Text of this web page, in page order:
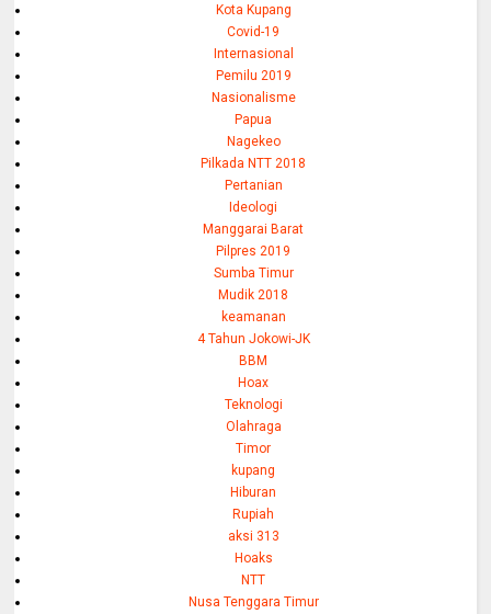
Kota Kupang
Covid-19
Internasional
Pemilu 2019
Nasionalisme
Papua
Nagekeo
Pilkada NTT 2018
Pertanian
Ideologi
Manggarai Barat
Pilpres 2019
Sumba Timur
Mudik 2018
keamanan
4 Tahun Jokowi-JK
BBM
Hoax
Teknologi
Olahraga
Timor
kupang
Hiburan
Rupiah
aksi 313
Hoaks
NTT
Nusa Tenggara Timur